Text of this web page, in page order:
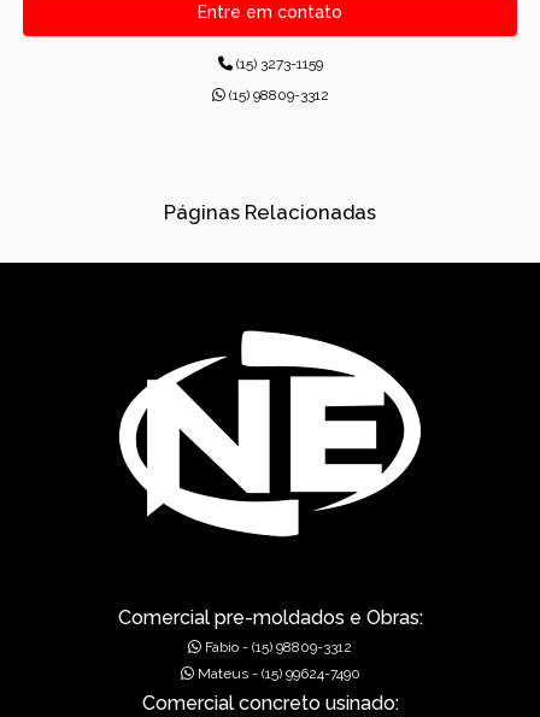
CONCRETO PARA CONSTRUÇÕES
CONCRETO USINADO INDUSTRIAL
FÁBRICA DE PRÉ-MOLDADOS
GÁRGULAS PRÉ-MOLDADAS
GRELHAS PARA BOCA DE LEÃO
MUROS DE ALA PRÉ-MOLDADOS
MUROS EM CONCRETO
Entre em contato
(15) 3273-1159
(15) 98809-3312
Páginas Relacionadas
Comercial pre-moldados e Obras:
Fabio - (15) 98809-3312
Mateus - (15) 99624-7490
Comercial concreto usinado: